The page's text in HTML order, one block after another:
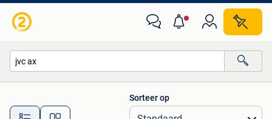
Alle afstanden…
Sorteer op